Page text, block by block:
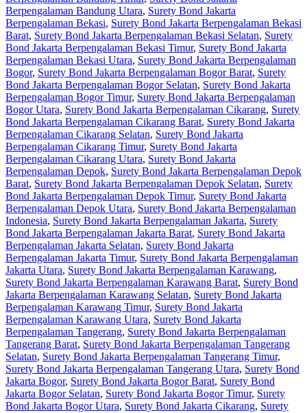
Berpengalaman Bandung Utara, Surety Bond Jakarta
Berpengalaman Bekasi, Surety Bond Jakarta Berpengalaman Bekasi
Barat, Surety Bond Jakarta Berpengalaman Bekasi Selatan, Surety
Bond Jakarta Berpengalaman Bekasi Timur, Surety Bond Jakarta
Berpengalaman Bekasi Utara, Surety Bond Jakarta Berpengalaman
Bogor, Surety Bond Jakarta Berpengalaman Bogor Barat, Surety
Bond Jakarta Berpengalaman Bogor Selatan, Surety Bond Jakarta
Berpengalaman Bogor Timur, Surety Bond Jakarta Berpengalaman
Bogor Utara, Surety Bond Jakarta Berpengalaman Cikarang, Surety
Bond Jakarta Berpengalaman Cikarang Barat, Surety Bond Jakarta
Berpengalaman Cikarang Selatan, Surety Bond Jakarta
Berpengalaman Cikarang Timur, Surety Bond Jakarta
Berpengalaman Cikarang Utara, Surety Bond Jakarta
Berpengalaman Depok, Surety Bond Jakarta Berpengalaman Depok
Barat, Surety Bond Jakarta Berpengalaman Depok Selatan, Surety
Bond Jakarta Berpengalaman Depok Timur, Surety Bond Jakarta
Berpengalaman Depok Utara, Surety Bond Jakarta Berpengalaman
Indonesia, Surety Bond Jakarta Berpengalaman Jakarta, Surety
Bond Jakarta Berpengalaman Jakarta Barat, Surety Bond Jakarta
Berpengalaman Jakarta Selatan, Surety Bond Jakarta
Berpengalaman Jakarta Timur, Surety Bond Jakarta Berpengalaman
Jakarta Utara, Surety Bond Jakarta Berpengalaman Karawang,
Surety Bond Jakarta Berpengalaman Karawang Barat, Surety Bond
Jakarta Berpengalaman Karawang Selatan, Surety Bond Jakarta
Berpengalaman Karawang Timur, Surety Bond Jakarta
Berpengalaman Karawang Utara, Surety Bond Jakarta
Berpengalaman Tangerang, Surety Bond Jakarta Berpengalaman
Tangerang Barat, Surety Bond Jakarta Berpengalaman Tangerang
Selatan, Surety Bond Jakarta Berpengalaman Tangerang Timur,
Surety Bond Jakarta Berpengalaman Tangerang Utara, Surety Bond
Jakarta Bogor, Surety Bond Jakarta Bogor Barat, Surety Bond
Jakarta Bogor Selatan, Surety Bond Jakarta Bogor Timur, Surety
Bond Jakarta Bogor Utara, Surety Bond Jakarta Cikarang, Surety